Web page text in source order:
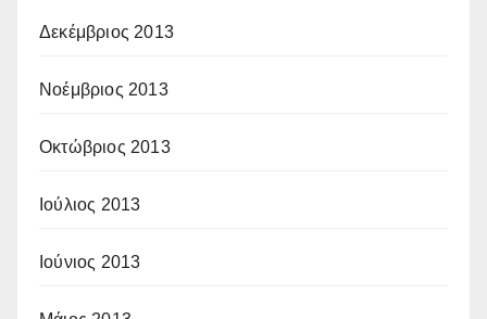
Δεκέμβριος 2013
Νοέμβριος 2013
Οκτώβριος 2013
Ιούλιος 2013
Ιούνιος 2013